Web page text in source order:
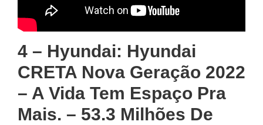
4 – Hyundai: Hyundai
CRETA Nova Geração 2022
– A Vida Tem Espaço Pra
Mais. – 53.3 Milhões De